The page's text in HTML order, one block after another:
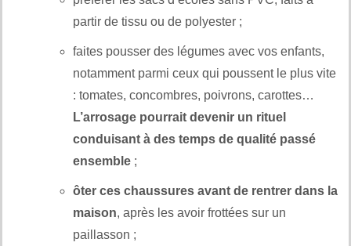
partir de tissu ou de polyester ;
faites pousser des légumes avec vos enfants,
notamment parmi ceux qui poussent le plus vite
: tomates, concombres, poivrons, carottes…
L’arrosage pourrait devenir un rituel
conduisant à des temps de qualité passé
ensemble ;
ôter ces chaussures avant de rentrer dans la
maison, après les avoir frottées sur un
paillasson ;